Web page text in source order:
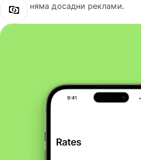
няма досадни реклами.